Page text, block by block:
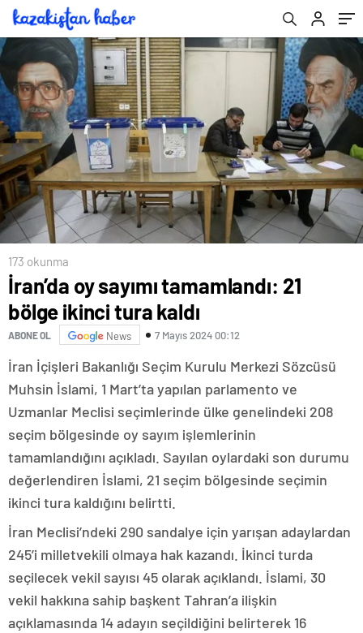
173 okunma
İran’da oy sayımı tamamlandı: 21
bölge ikinci tura kaldı
ABONE OL News 7 Mayıs 2024 00:12
İran İçişleri Bakanlığı Seçim Kurulu Merkezi Sözcüsü
Muhsin İslami, 1 Mart’ta yapılan parlamento ve
Uzmanlar Meclisi seçimlerinde ülke genelindeki 208
seçim bölgesinde oy sayım işlemlerinin
tamamlandığını açıkladı. Sayılan oylardaki son durumu
değerlendiren İslami, 21 seçim bölgesinde seçimin
ikinci tura kaldığını belirtti.
İran Meclisi’ndeki 290 sandalye için yarışan adaylardan
245’i milletvekili olmaya hak kazandı. İkinci turda
seçilecek vekil sayısı 45 olarak açıklandı. İslami, 30
vekil hakkına sahip başkent Tahran’a ilişkin
açıklamasında 14 adayın seçildiğini belirterek 16